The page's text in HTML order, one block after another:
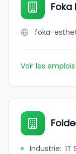
Foka
foka-
Voir les
Industrie: IT